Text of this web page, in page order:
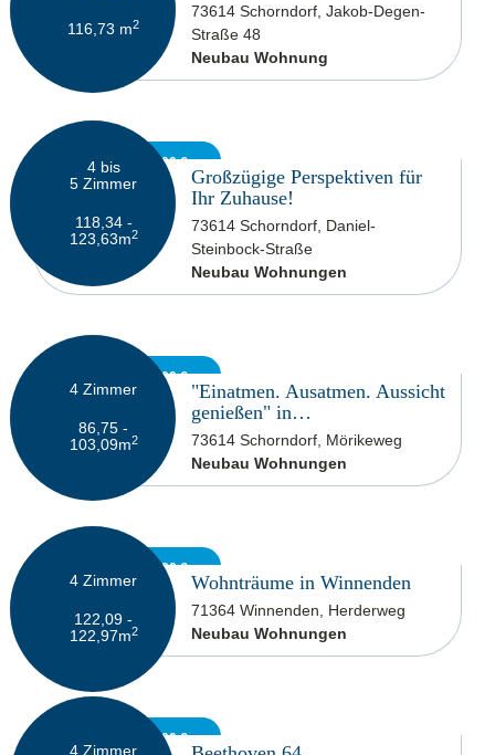
116,73 m2
73614 Schorndorf, Jakob-Degen-
Straße 48
Neubau Wohnung
789.900 - 809.900 €
4 bis
5 Zimmer
118,34 -
123,63m2
Großzügige Perspektiven für
Ihr Zuhause!
73614 Schorndorf, Daniel-
Steinbock-Straße
Neubau Wohnungen
549.900 - 599.900 €
4 Zimmer
86,75 -
103,09m2
"Einatmen. Ausatmen. Aussicht
genießen" in…
73614 Schorndorf, Mörikeweg
Neubau Wohnungen
819.000 - 839.000 €
4 Zimmer
122,09 -
122,97m2
Wohnträume in Winnenden
71364 Winnenden, Herderweg
Neubau Wohnungen
619.900 - 879.900 €
4 Zimmer